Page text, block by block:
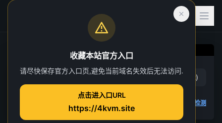
完美世界
第 212 集
赞 ( 18) 踩 2)
播放检测
收藏本站官方入口
请尽快保存官方入口页,避免当前域名失效后无法访问.
点击进入口URL
https://4kvm.site